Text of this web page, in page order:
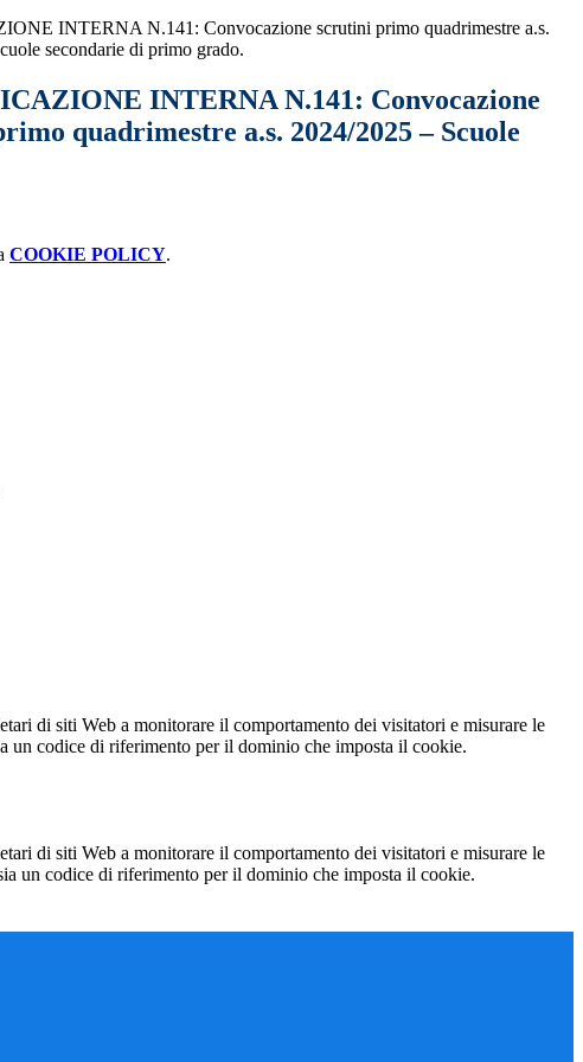
INTERNA N.141: Convocazione scrutini primo quadrimestre a.s.
secondarie di primo grado.
INTERNA N.141: Convocazione
quadrimestre a.s. 2024/2025 – Scuole
COOKIE POLICY.
di siti Web a monitorare il comportamento dei visitatori e misurare le
un codice di riferimento per il dominio che imposta il cookie.
di siti Web a monitorare il comportamento dei visitatori e misurare le
un codice di riferimento per il dominio che imposta il cookie.